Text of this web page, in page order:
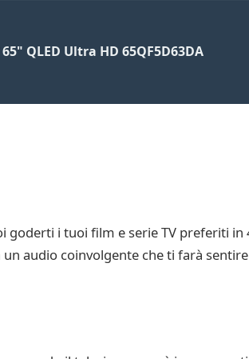
QLED Ultra HD 65QF5D63DA
i tuoi film e serie TV preferiti in
audio coinvolgente che ti farà